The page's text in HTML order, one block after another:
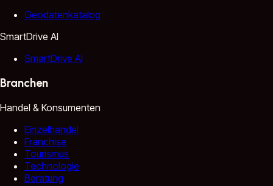
Geodatenkatalog
SmartDrive AI
SmartDrive AI
Branchen
Handel & Konsumenten
Einzelhandel
Franchise
Tourismus
Technologie
Beratung